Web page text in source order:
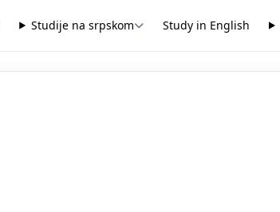
Studije na srpskom Study in English